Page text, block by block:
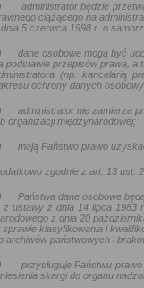
administrator będzie
ciążącego na
dnia 5 czerwca 1998 r. o
dane osobowe mogą być
podstawie przepisów prawa, a
(np. kancelarią
ochrony danych
administrator nie zamierza
organizacji międzynarodowej;
mają Państwo prawo
zgodnie z art. 13 ust.
Państwa dane osobowe
z ustawy z dnia 14 lipca 1983
z dnia 20
sprawie klasyfikowania i
archiwów państwowych i
przysługuje Państwu
skargi do organu